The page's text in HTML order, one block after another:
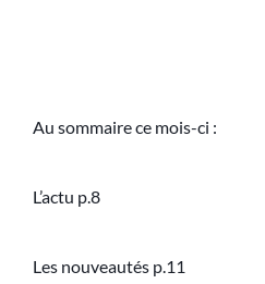
Au sommaire ce mois-ci :
L’actu p.8
Les nouveautés p.11